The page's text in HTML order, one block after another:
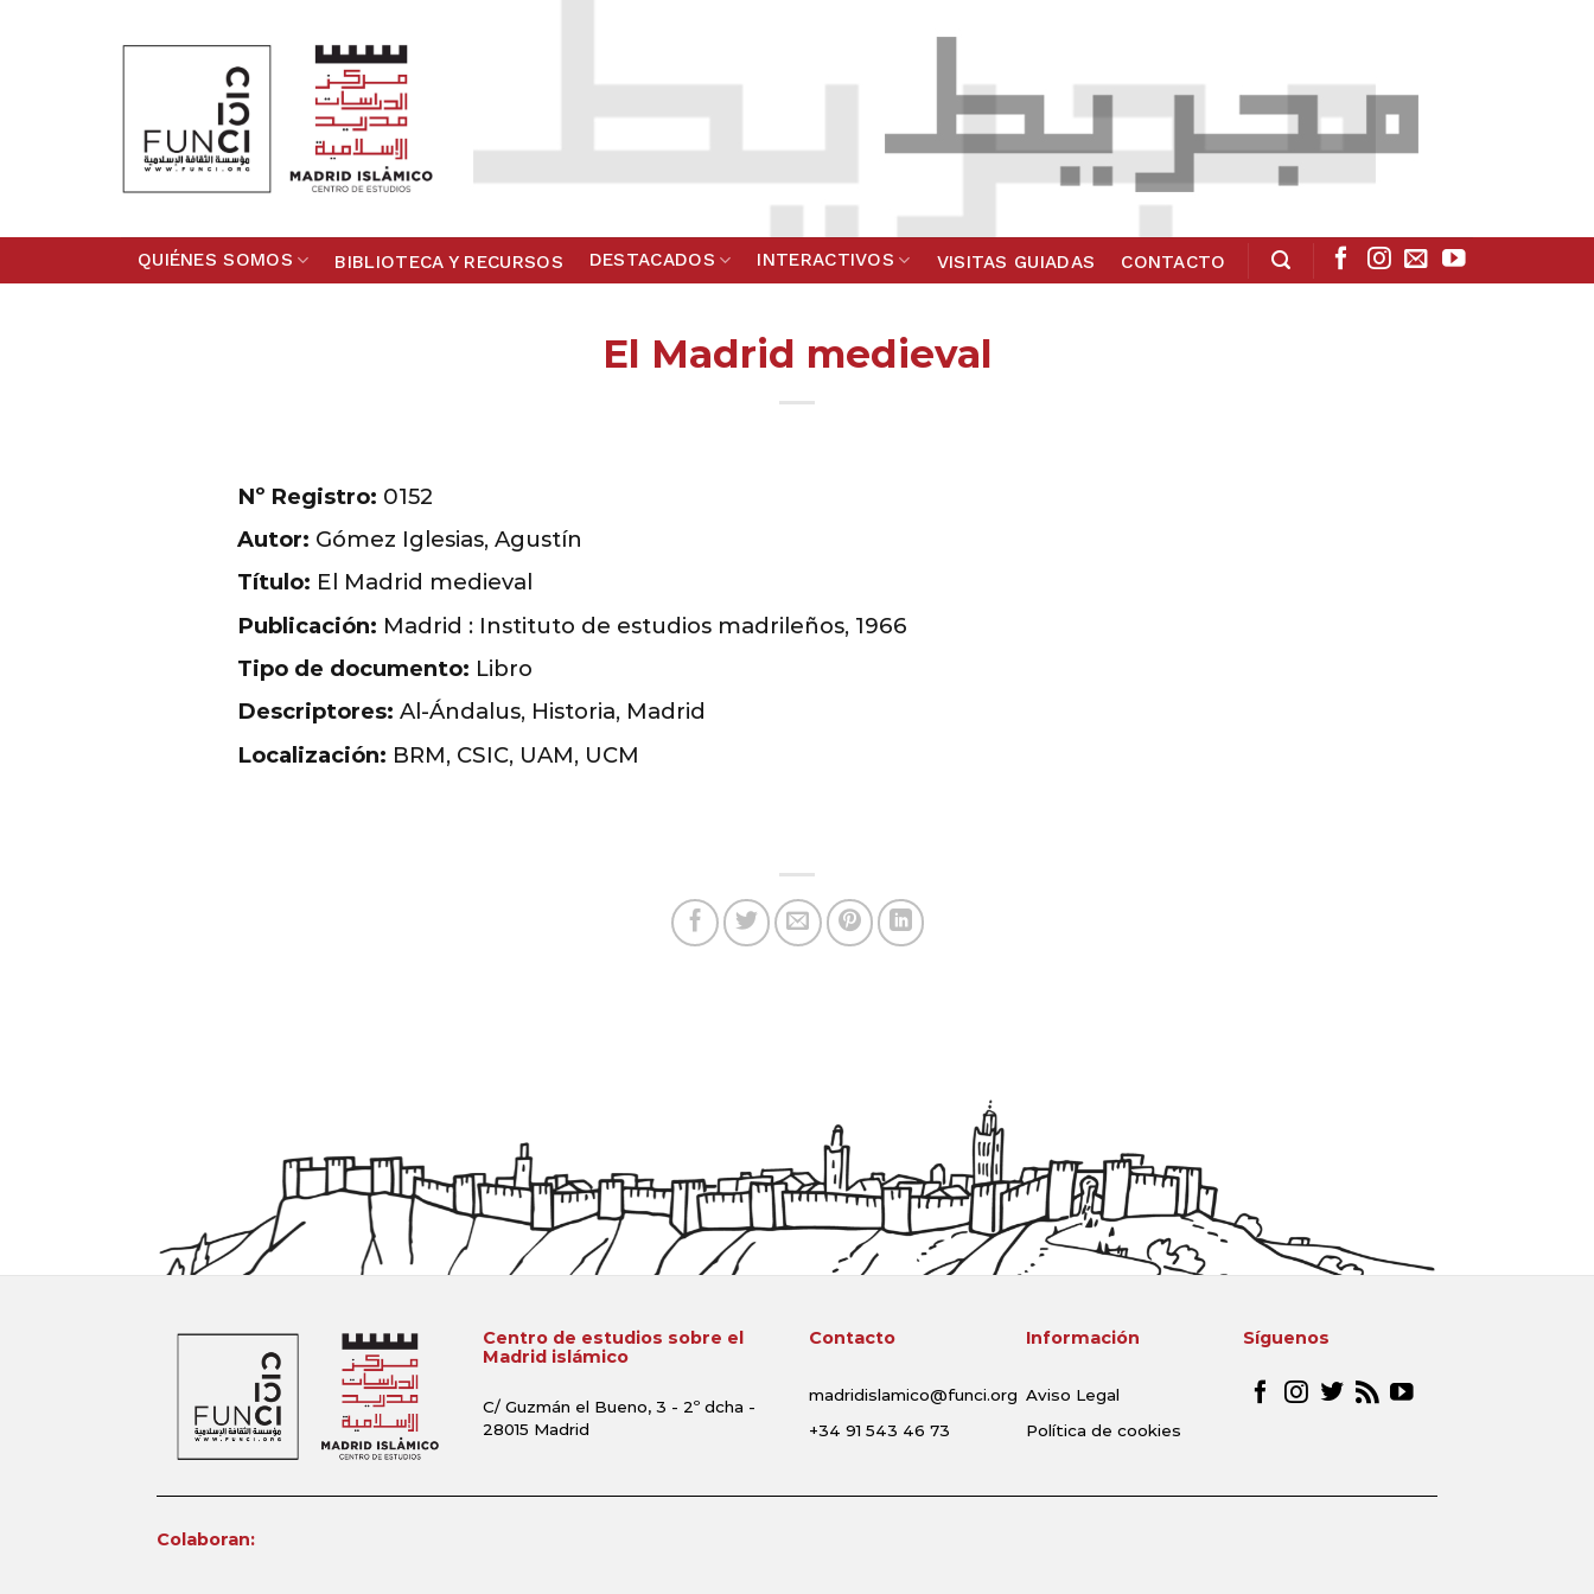
QUIÉNES SOMOS BIBLIOTECA Y RECURSOS DESTACADOS INTERACTIVOS VISITAS GUIADAS CONTACTO
El Madrid medieval
Nº Registro: 0152
Autor: Gómez Iglesias, Agustín
Título: El Madrid medieval
Publicación: Madrid : Instituto de estudios madrileños, 1966
Tipo de documento: Libro
Descriptores: Al-Ándalus, Historia, Madrid
Localización: BRM, CSIC, UAM, UCM
Centro de estudios sobre el
Madrid islámico
C/ Guzmán el Bueno, 3 - 2º dcha -
28015 Madrid
Contacto
madridislamico@funci.org
+34 91 543 46 73
Información
Aviso Legal
Política de cookies
Síguenos
Colaboran: